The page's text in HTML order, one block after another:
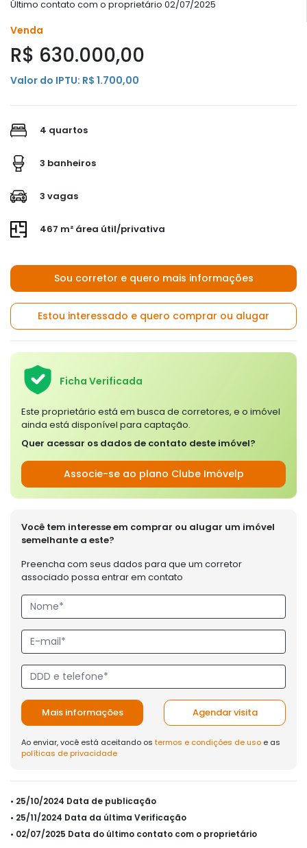
Último contato com o proprietário 02/07/2025
Venda
R$ 630.000,00
Valor do IPTU: R$ 1.700,00
4 quartos
3 banheiros
3 vagas
467 m² área útil/privativa
Sou corretor e quero mais informações
Estou interessado e quero comprar ou alugar
Ficha Verificada
Este proprietário está em busca de corretores, e o imóvel
ainda está disponível para captação.
Quer acessar os dados de contato deste imóvel?
Associe-se ao plano Clube Imóvelp
Você tem interesse em comprar ou alugar um imóvel
semelhante a este?
Preencha com seus dados para que um corretor
associado possa entrar em contato
Mais informações Agendar visita
Ao enviar, você está aceitando os termos e condições de uso e as
políticas de privacidade
• 25/10/2024 Data de publicação
• 25/11/2024 Data da última Verificação
• 02/07/2025 Data do último contato com o proprietário